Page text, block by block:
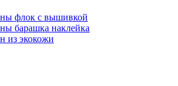
флок с вышивкой
барашка наклейка
из экокожи